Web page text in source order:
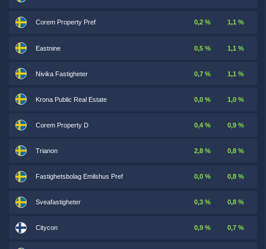
Corem Property Pref 0,2 % 1,1 %
Eastnine 0,5 % 1,1 %
Nivika Fastigheter 0,7 % 1,1 %
Krona Public Real Estate 0,0 % 1,0 %
Corem Property D 0,4 % 0,9 %
Trianon 2,8 % 0,8 %
Fastighetsbolag Emilshus Pref 0,0 % 0,8 %
Sveafastigheter 0,3 % 0,8 %
Citycon 0,9 % 0,7 %